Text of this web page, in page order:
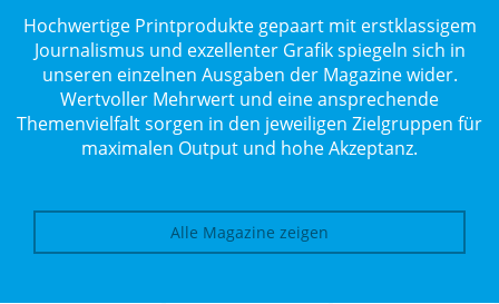
Hochwertige Printprodukte gepaart mit erstklassigem
Journalismus und exzellenter Grafik spiegeln sich in
unseren einzelnen Ausgaben der Magazine wider.
Wertvoller Mehrwert und eine ansprechende
Themenvielfalt sorgen in den jeweiligen Zielgruppen für
maximalen Output und hohe Akzeptanz.
Alle Magazine zeigen